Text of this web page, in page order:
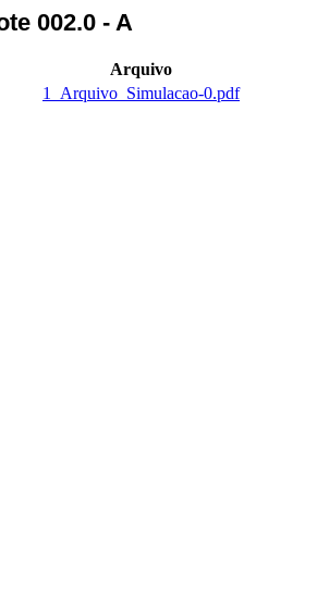
002.0 - A
Arquivo
1_Arquivo_Simulacao-0.pdf